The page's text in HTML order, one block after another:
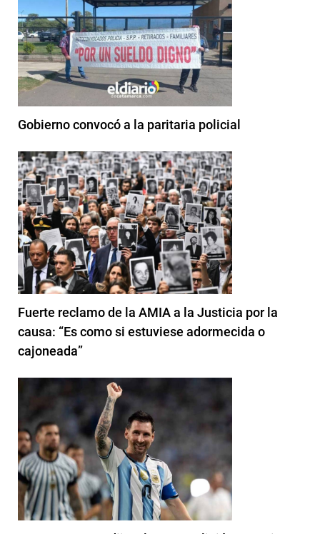
Gobierno convocó a la paritaria policial
Fuerte reclamo de la AMIA a la Justicia por la
causa: “Es como si estuviese adormecida o
cajoneada”